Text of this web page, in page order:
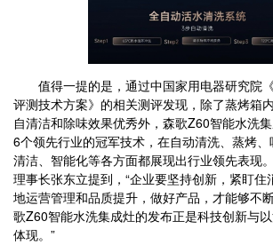
值得一提的是，通过中国家用电器研究院
评测技术方案》的相关测评发现，除了蒸烤箱
自清洁和除味效果优秀外，森歌Z60智能水洗集
6个领先行业的冠军技术，在自动清洗、蒸烤
清洁、智能化等各方面都展现出行业领先表现
理事长张东立提到，“企业要坚持创新，紧盯住
地运营管理和品质提升，做好产品，才能够不
歌Z60智能水洗集成灶的发布正是科技创新与
体现。”